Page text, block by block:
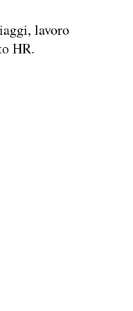
lavoro
HR.